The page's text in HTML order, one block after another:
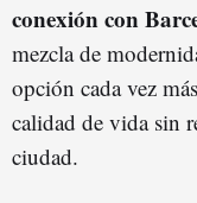
conexión con
mezcla de
opción cada vez
calidad de vida sin
ciudad.